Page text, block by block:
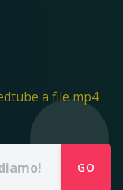
a file mp4
GO